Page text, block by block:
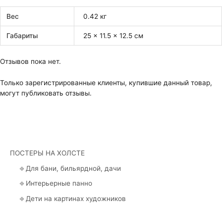
ПОСТЕРЫ НА ХОЛСТЕ
⎆ Для бани, бильярдной, дачи
⎆ Интерьерные панно
⎆ Дети на картинах художников
Вес 0.42 кг
Габариты 25 × 11.5 × 12.5 см
Отзывов пока нет.
Только зарегистрированные клиенты, купившие данный товар,
могут публиковать отзывы.